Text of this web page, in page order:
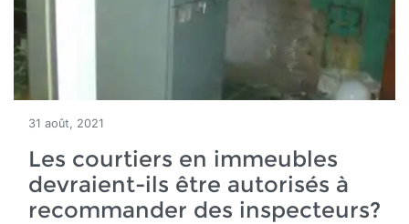
31 août, 2021
Les courtiers en immeubles
devraient-ils être autorisés à
recommander des inspecteurs?